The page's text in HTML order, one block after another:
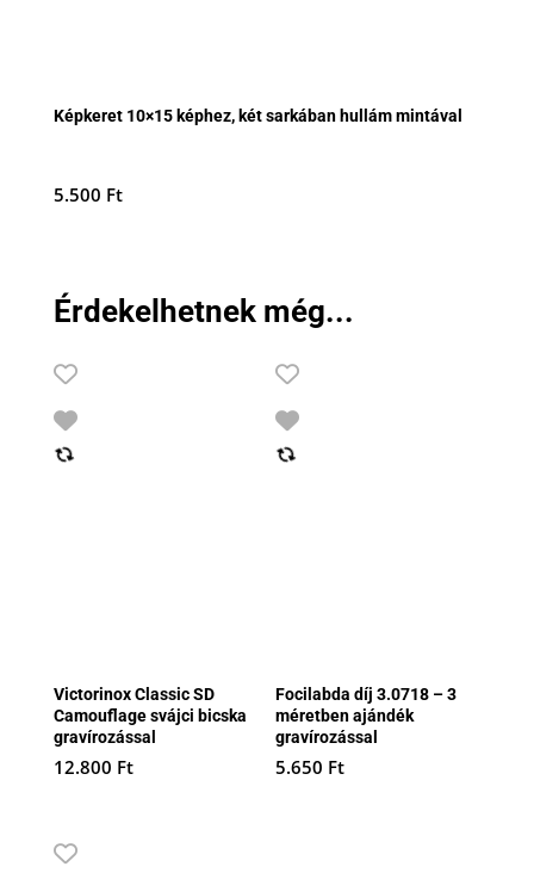
Képkeret 10×15 képhez, két sarkában hullám mintával
5.500 Ft
Érdekelhetnek még...
Victorinox Classic SD
Camouflage svájci bicska
gravírozással
12.800 Ft
Focilabda díj 3.0718 – 3
méretben ajándék
gravírozással
5.650 Ft